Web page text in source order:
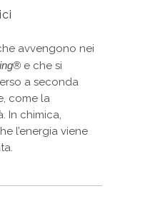
avvengono nei
e che si
a seconda
come la
In chimica,
l’energia viene